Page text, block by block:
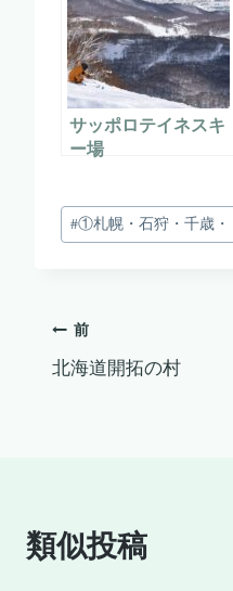
サッポロテイネスキ
ー場
投
稿
#①札幌・石狩・千歳・
投
稿
ー
前
北海道開拓の村
類似投稿